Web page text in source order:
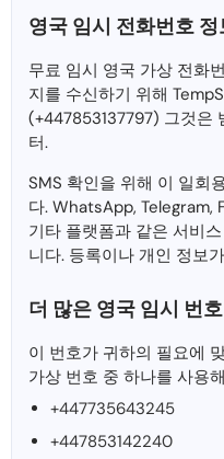
영국 임시 전화번호 정
무료 임시 영국 가상 전화
지를 수신하기 위해
(+447853137797) 그것은
터.
SMS 확인을 위해 이 일회
다. WhatsApp, Telegram,
기타 플랫폼과 같은 서비
니다. 등록이나 개인 정보
더 많은 영국 임시 번호
이 번호가 귀하의 필요에
가상 번호 중 하나를 사용
+447735643245
+447853142240